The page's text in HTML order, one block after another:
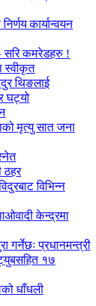
कार्यान्वयन
सरि कमरेडहरु !
स्वीकृत
थिङलाई
घट्यो
मृत्यु सात जना
ठहर
विभिन्न
केन्द्रमा
गर्नेछः प्रधानमन्त्री
१७
धाँधली